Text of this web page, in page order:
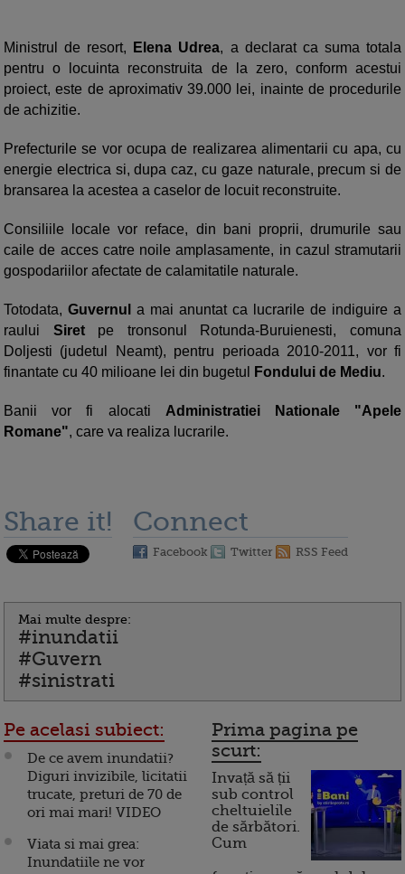
Ministrul de resort, Elena Udrea, a declarat ca suma totala
pentru o locuinta reconstruita de la zero, conform acestui
proiect, este de aproximativ 39.000 lei, inainte de procedurile
de achizitie.
Prefecturile se vor ocupa de realizarea alimentarii cu apa, cu
energie electrica si, dupa caz, cu gaze naturale, precum si de
bransarea la acestea a caselor de locuit reconstruite.
Consiliile locale vor reface, din bani proprii, drumurile sau
caile de acces catre noile amplasamente, in cazul stramutarii
gospodariilor afectate de calamitatile naturale.
Totodata, Guvernul a mai anuntat ca lucrarile de indiguire a
raului Siretpe tronsonul Rotunda-Buruienesti, comuna
Doljesti (judetul Neamt), pentru perioada 2010-2011, vor fi
finantate cu 40 milioane lei din bugetul
Fondului de Mediu.
Banii vor fi alocati Administratiei Nationale "Apele
Romane", care va realiza lucrarile.
Share it! Connect
Facebook Twitter RSS Feed
Mai multe despre:
#inundatii
#Guvern
#sinistrati
Pe acelasi subiect:
De ce avem inundatii?
Diguri invizibile, licitatii
trucate, preturi de 70 de
ori mai mari! VIDEO
Viata si mai grea:
Inundatiile ne vor
Prima pagina pe
scurt:
Invață să ții
sub control
cheltuielile
de sărbători.
Cum